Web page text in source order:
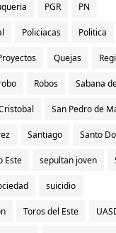
PGR PN
Policiacas Politica
Quejas
Robos Sabana
San Pedro de
Santiago Santo
Este sepultan joven
suicidio
Toros del Este